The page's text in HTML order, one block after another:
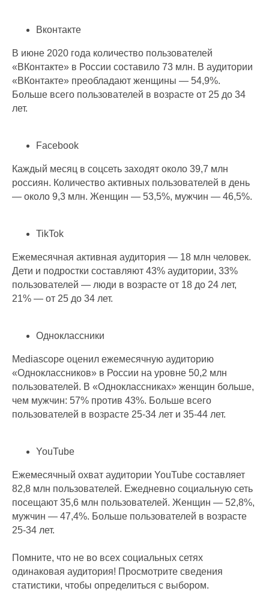
Вконтакте
В июне 2020 года количество пользователей
«ВКонтакте» в России составило 73 млн. В аудитории
«ВКонтакте» преобладают женщины — 54,9%.
Больше всего пользователей в возрасте от 25 до 34
лет.
Facebook
Каждый месяц в соцсеть заходят около 39,7 млн
россиян. Количество активных пользователей в день
— около 9,3 млн. Женщин — 53,5%, мужчин — 46,5%.
TikTok
Ежемесячная активная аудитория — 18 млн человек.
Дети и подростки составляют 43% аудитории, 33%
пользователей — люди в возрасте от 18 до 24 лет,
21% — от 25 до 34 лет.
Одноклассники
Mediascope оценил ежемесячную аудиторию
«Одноклассников» в России на уровне 50,2 млн
пользователей. В «Одноклассниках» женщин больше,
чем мужчин: 57% против 43%. Больше всего
пользователей в возрасте 25-34 лет и 35-44 лет.
YouTube
Ежемесячный охват аудитории YouTube составляет
82,8 млн пользователей. Ежедневно социальную сеть
посещают 35,6 млн пользователей. Женщин — 52,8%,
мужчин — 47,4%. Больше пользователей в возрасте
25-34 лет.
Помните, что не во всех социальных сетях
одинаковая аудитория! Просмотрите сведения
статистики, чтобы определиться с выбором.